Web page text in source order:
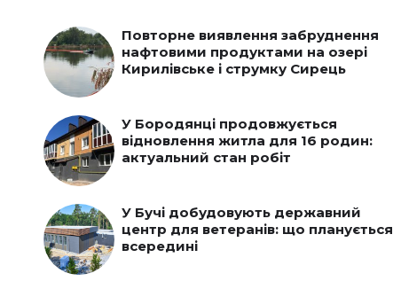
Повторне виявлення забруднення
нафтовими продуктами на озері
Кирилівське і струмку Сирець
У Бородянці продовжується
відновлення житла для 16 родин:
актуальний стан робіт
У Бучі добудовують державний
центр для ветеранів: що планується
всередині